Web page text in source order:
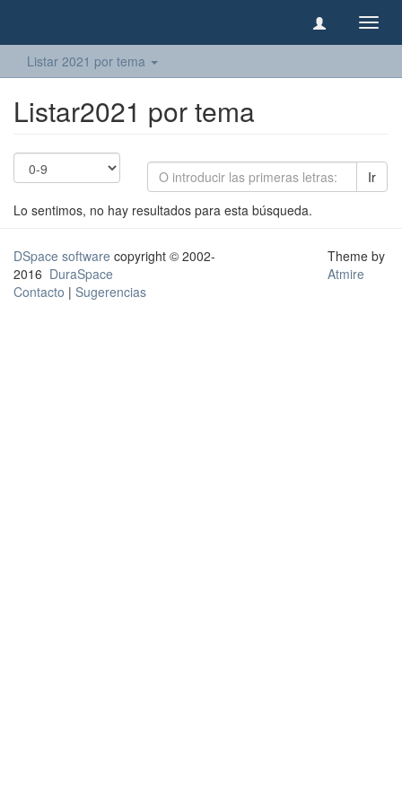
Listar 2021 por tema
Listar2021 por tema
Ir
Lo sentimos, no hay resultados para esta búsqueda.
DSpace software copyright © 2002-
2016 DuraSpace
Contacto | Sugerencias
Theme by
Atmire